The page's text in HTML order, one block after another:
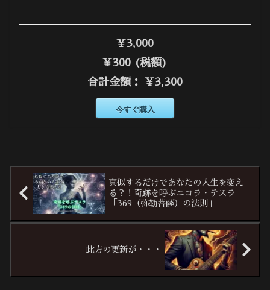
¥3,000
¥300 (税額)
合計金額： ¥3,300
今すぐ購入
真似するだけであなたの人生を変え
る？！奇跡を呼ぶニコラ・テスラ
「369（弥勒菩薩）の法則」
此方の更新が・・・